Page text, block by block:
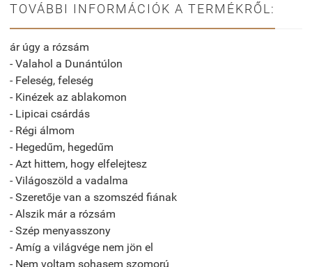
TOVÁBBI INFORMÁCIÓK A TERMÉKRŐL:
ár úgy a rózsám
- Valahol a Dunántúlon
- Feleség, feleség
- Kinézek az ablakomon
- Lipicai csárdás
- Régi álmom
- Hegedűm, hegedűm
- Azt hittem, hogy elfelejtesz
- Világoszöld a vadalma
- Szeretője van a szomszéd fiának
- Alszik már a rózsám
- Szép menyasszony
- Amíg a világvége nem jön el
- Nem voltam sohasem szomorú